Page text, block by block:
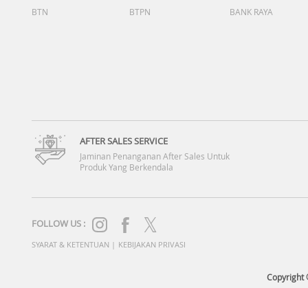
BTN
BTPN BANK RAYA
AFTER SALES SERVICE
Jaminan Penanganan After Sales Untuk
Produk Yang Berkendala
FOLLOW US :
SYARAT & KETENTUAN | KEBIJAKAN PRIVASI
Copyright